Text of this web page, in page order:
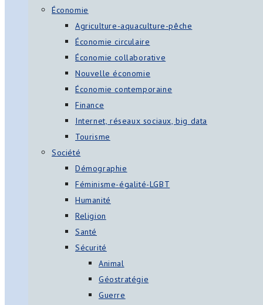
Économie
Agriculture-aquaculture-pêche
Économie circulaire
Économie collaborative
Nouvelle économie
Économie contemporaine
Finance
Internet, réseaux sociaux, big data
Tourisme
Société
Démographie
Féminisme-égalité-LGBT
Humanité
Religion
Santé
Sécurité
Animal
Géostratégie
Guerre